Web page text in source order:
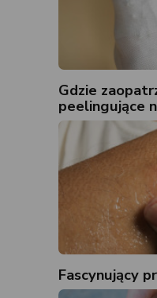
Gdzie
peelingujące
Fascynujący